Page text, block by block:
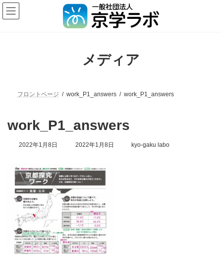
メディア
フロントページ work_P1_answers work_P1_answers
work_P1_answers
2022年1月8日 2022年1月8日 kyo-gaku labo